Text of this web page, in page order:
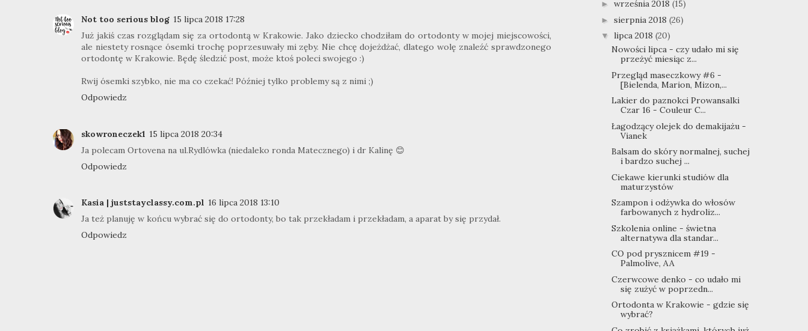
Not too serious blog 15 lipca 2018 17:28
Już jakiś czas rozglądam się za ortodontą w Krakowie. Jako dziecko chodziłam do ortodonty w mojej miejscowości,
ale niestety rosnące ósemki trochę poprzesuwały mi zęby. Nie chcę dojeżdżać, dlatego wolę znaleźć sprawdzonego
ortodontę w Krakowie. Będę śledzić post, może ktoś poleci swojego :)
Rwij ósemki szybko, nie ma co czekać! Później tylko problemy są z nimi ;)
Odpowiedz
skowroneczek1 15 lipca 2018 20:34
Ja polecam Ortovena na ul.Rydlówka (niedaleko ronda Matecznego) i dr Kalinę 😊
Odpowiedz
Kasia | juststayclassy.com.pl 16 lipca 2018 13:10
Ja też planuję w końcu wybrać się do ortodonty, bo tak przekładam i przekładam, a aparat by się przydał.
Odpowiedz
► września 2018 (15)
► sierpnia 2018 (26)
▼ lipca 2018 (20)
Nowości lipca - czy udało mi się
przeżyć miesiąc z...
Przegląd maseczkowy #6 -
[Bielenda, Marion, Mizon,...
Lakier do paznokci Prowansalki
Czar 16 - Couleur C...
Łagodzący olejek do demakijażu -
Vianek
Balsam do skóry normalnej, suchej
i bardzo suchej ...
Ciekawe kierunki studiów dla
maturzystów
Szampon i odżywka do włosów
farbowanych z hydroliz...
Szkolenia online - świetna
alternatywa dla standar...
CO pod prysznicem #19 -
Palmolive, AA
Czerwcowe denko - co udało mi
się zużyć w poprzedn...
Ortodonta w Krakowie - gdzie się
wybrać?